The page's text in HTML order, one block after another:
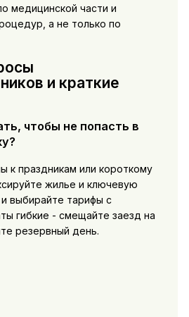
медицинской части и
а не только по
и краткие
чтобы не попасть в
к праздникам или короткому
жилье и ключевую
выбирайте тарифы с
гибкие - смещайте заезд на
резервный день.